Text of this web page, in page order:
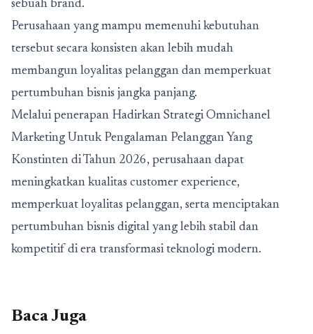
sebuah brand.
Perusahaan yang mampu memenuhi kebutuhan
tersebut secara konsisten akan lebih mudah
membangun loyalitas pelanggan dan memperkuat
pertumbuhan bisnis jangka panjang.
Melalui penerapan Hadirkan Strategi Omnichanel
Marketing Untuk Pengalaman Pelanggan Yang
Konstinten di Tahun 2026, perusahaan dapat
meningkatkan kualitas customer experience,
memperkuat loyalitas pelanggan, serta menciptakan
pertumbuhan bisnis digital yang lebih stabil dan
kompetitif di era transformasi teknologi modern.
Baca Juga